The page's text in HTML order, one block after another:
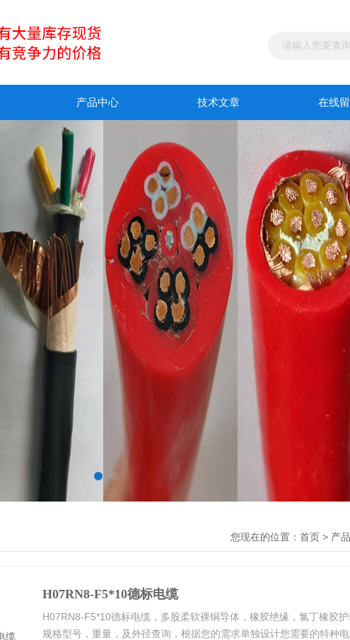
产品中心 技术文章 在线
您现在的位置： 首页 > 产
H07RN8-F5*10德标电缆
H07RN8-F5*10德标电缆，多股柔软裸铜导体，橡胶绝缘，氯丁橡胶
规格型号，重量，及外径查询，根据您的需求单独设计您需要的特种电